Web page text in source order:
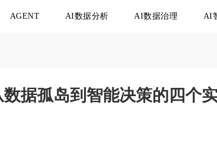
AGENT AI数据分析 AI数据治理 AI
据孤岛到智能决策的四个